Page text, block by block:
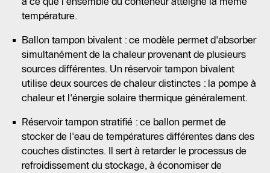
température.
Ballon tampon bivalent : ce modèle permet d'absorber
simultanément de la chaleur provenant de plusieurs
sources différentes. Un réservoir tampon bivalent
utilise deux sources de chaleur distinctes : la pompe à
chaleur et l'énergie solaire thermique généralement.
Réservoir tampon stratifié : ce ballon permet de
stocker de l'eau de températures différentes dans des
couches distinctes. Il sert à retarder le processus de
refroidissement du stockage, à économiser de